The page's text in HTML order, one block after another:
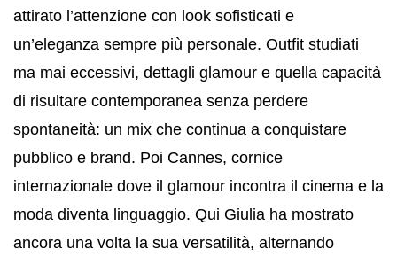
attirato l’attenzione con look sofisticati e
un’eleganza sempre più personale. Outfit studiati
ma mai eccessivi, dettagli glamour e quella capacità
di risultare contemporanea senza perdere
spontaneità: un mix che continua a conquistare
pubblico e brand. Poi Cannes, cornice
internazionale dove il glamour incontra il cinema e la
moda diventa linguaggio. Qui Giulia ha mostrato
ancora una volta la sua versatilità, alternando